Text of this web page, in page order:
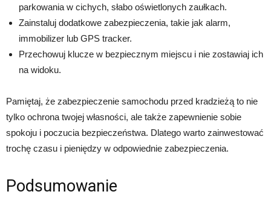
parkowania w cichych, słabo oświetlonych zaułkach.
Zainstaluj dodatkowe zabezpieczenia, takie jak alarm,
immobilizer lub GPS tracker.
Przechowuj klucze w bezpiecznym miejscu i nie zostawiaj ich
na widoku.
Pamiętaj, że zabezpieczenie samochodu przed kradzieżą to nie
tylko ochrona twojej własności, ale także zapewnienie sobie
spokoju i poczucia bezpieczeństwa. Dlatego warto zainwestować
trochę czasu i pieniędzy w odpowiednie zabezpieczenia.
Podsumowanie